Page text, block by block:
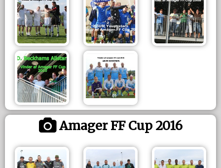
Amager FF Cup 2016